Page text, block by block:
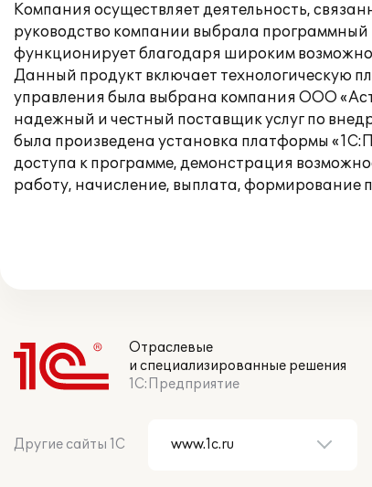
Компания осуществляет деятельность,
руководство компании выбрала
функционирует благодаря широким
Данный продукт включает технологическую
управления была выбрана компания ООО
надежный и честный поставщик услуг по
была произведена установка платформы
доступа к программе, демонстрация
работу, начисление, выплата, формирование
Отраслевые
и специализированные решения
1С:Предприятие
Другие сайты 1С